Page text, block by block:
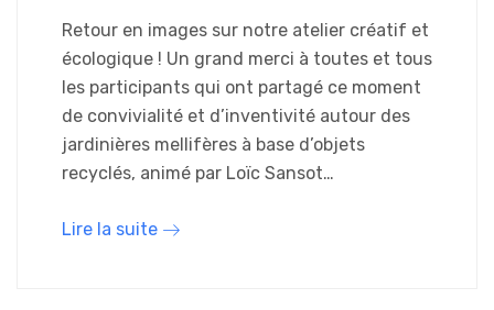
Retour en images sur notre atelier créatif et
écologique ! Un grand merci à toutes et tous
les participants qui ont partagé ce moment
de convivialité et d’inventivité autour des
jardinières mellifères à base d’objets
recyclés, animé par Loïc Sansot…
Lire la suite